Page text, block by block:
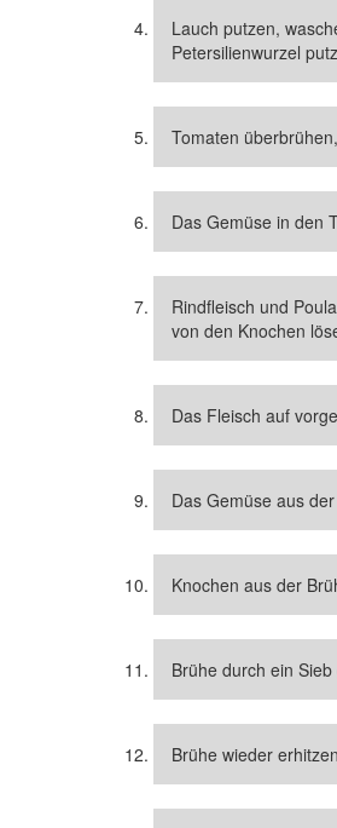
Lauch putzen,
Petersilienwurzel
Tomaten
Das Gemüse in den
Rindfleisch und
von den Knochen
Das Fleisch auf
Das Gemüse aus
Knochen aus der
Brühe durch ein
Brühe wieder